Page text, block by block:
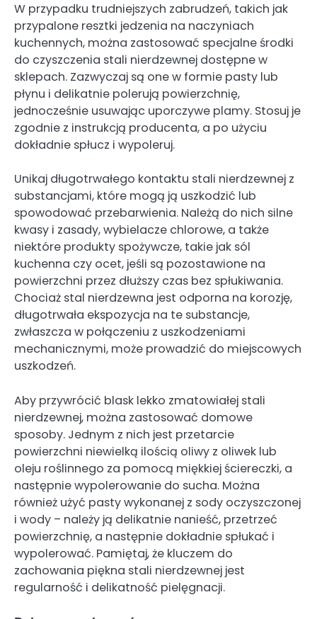
W przypadku trudniejszych zabrudzeń, takich jak
przypalone resztki jedzenia na naczyniach
kuchennych, można zastosować specjalne środki
do czyszczenia stali nierdzewnej dostępne w
sklepach. Zazwyczaj są one w formie pasty lub
płynu i delikatnie polerują powierzchnię,
jednocześnie usuwając uporczywe plamy. Stosuj je
zgodnie z instrukcją producenta, a po użyciu
dokładnie spłucz i wypoleruj.
Unikaj długotrwałego kontaktu stali nierdzewnej z
substancjami, które mogą ją uszkodzić lub
spowodować przebarwienia. Należą do nich silne
kwasy i zasady, wybielacze chlorowe, a także
niektóre produkty spożywcze, takie jak sól
kuchenna czy ocet, jeśli są pozostawione na
powierzchni przez dłuższy czas bez spłukiwania.
Chociaż stal nierdzewna jest odporna na korozję,
długotrwała ekspozycja na te substancje,
zwłaszcza w połączeniu z uszkodzeniami
mechanicznymi, może prowadzić do miejscowych
uszkodzeń.
Aby przywrócić blask lekko zmatowiałej stali
nierdzewnej, można zastosować domowe
sposoby. Jednym z nich jest przetarcie
powierzchni niewielką ilością oliwy z oliwek lub
oleju roślinnego za pomocą miękkiej ściereczki, a
następnie wypolerowanie do sucha. Można
również użyć pasty wykonanej z sody oczyszczonej
i wody – należy ją delikatnie nanieść, przetrzeć
powierzchnię, a następnie dokładnie spłukać i
wypolerować. Pamiętaj, że kluczem do
zachowania piękna stali nierdzewnej jest
regularność i delikatność pielęgnacji.